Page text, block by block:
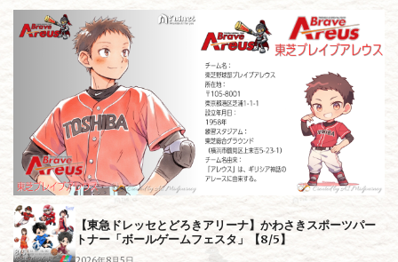
【東急ドレッセとどろきアリーナ】かわさきスポーツパー
トナー「ボールゲームフェスタ」【8/5】